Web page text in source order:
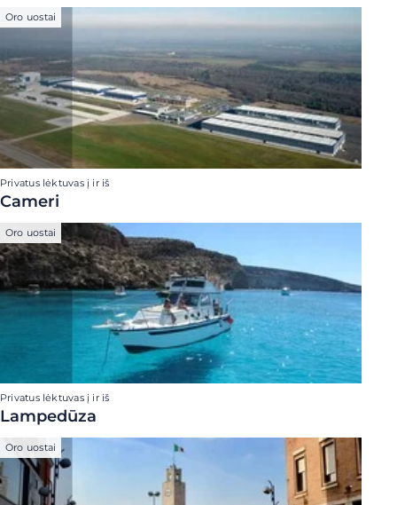
Oro uostai
Privatus lėktuvas į ir iš
Cameri
Oro uostai
Privatus lėktuvas į ir iš
Lampedūza
Oro uostai